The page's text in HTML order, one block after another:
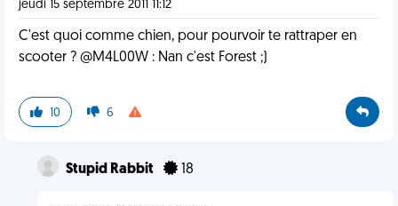
jeudi 15 septembre 2011 11:12
C'est quoi comme chien, pour pourvoir te rattraper en
scooter ? @M4L00W : Nan c'est Forest ;)
10 6
Stupid Rabbit 18